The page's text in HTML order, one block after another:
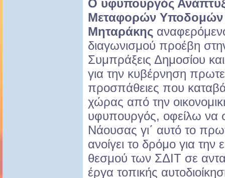
Ο υφυπουργός
Μεταφορών Υποδομών
Μηταράκης
διαγωνισμού προέβη
Συμπράξεις Δημοσίου
για την κυβέρνηση
προσπάθειες που
χώρας από την
υφυπουργός, οφείλω να
Νάουσας γι΄ αυτό το
ανοίγει το δρόμο για
θεσμού των ΣΔΙΤ σε
έργα τοπικής